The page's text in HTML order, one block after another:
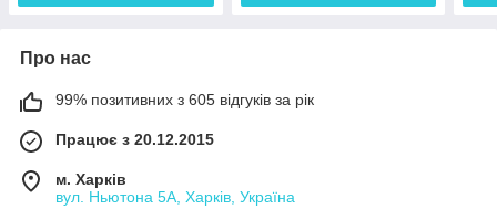
Про нас
99% позитивних з 605 відгуків за рік
Працює з 20.12.2015
м. Харків
вул. Ньютона 5А, Харків, Україна